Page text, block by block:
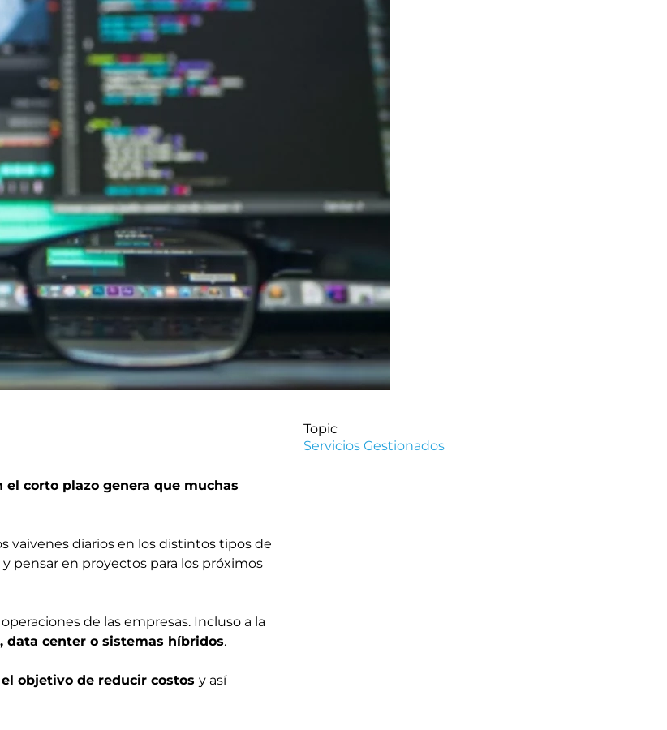
corto plazo genera que muchas
vaivenes diarios en los distintos tipos de
pensar en proyectos para los próximos
de las empresas. Incluso a la
data center o sistemas híbridos.
el objetivo de reducir costos y así
Topic
Servicios Gestionados